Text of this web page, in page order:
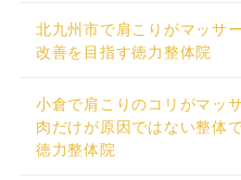
北九州市で肩こりがマッサ
改善を目指す徳力整体院
小倉で肩こりのコリがマッ
肉だけが原因ではない整体
徳力整体院